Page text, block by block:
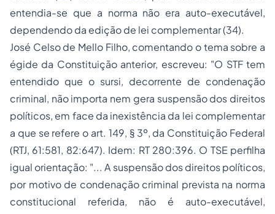
entendia-se que a norma não era auto-executável,
dependendo da edição de lei complementar (34).
José Celso de Mello Filho, comentando o tema sobre a
égide da Constituição anterior, escreveu: "O STF tem
entendido que o sursi, decorrente de condenação
criminal, não importa nem gera suspensão dos direitos
políticos, em face da inexistência da lei complementar
a que se refere o art. 149, § 3º, da Constituição Federal
(RTJ, 61:581, 82:647). Idem: RT 280:396. O TSE perfilha
igual orientação: "... A suspensão dos direitos políticos,
por motivo de condenação criminal prevista na norma
constitucional referida, não é auto-executável,